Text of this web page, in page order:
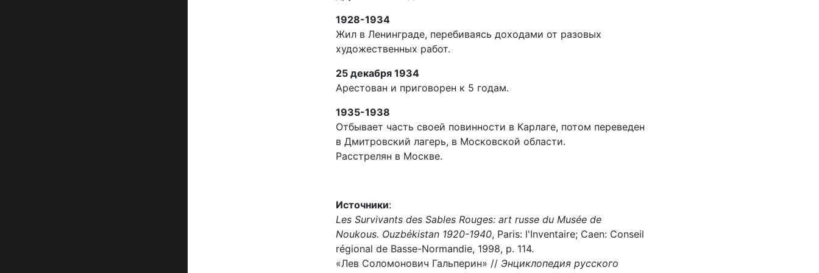
1928-1934
Жил в Ленинграде, перебиваясь доходами от разовых
художественных работ.
25 декабря 1934
Арестован и приговорен к 5 годам.
1935-1938
Отбывает часть своей повинности в Карлаге, потом переведен
в Дмитровский лагерь, в Московской области.
Расстрелян в Москве.
Источники:
Les Survivants des Sables Rouges: art russe du Musée de
Noukous. Ouzbékistan 1920-1940, Paris: l'Inventaire; Caen: Conseil
régional de Basse-Normandie, 1998, p. 114.
«Лев Соломонович Гальперин» // Энциклопедия русского